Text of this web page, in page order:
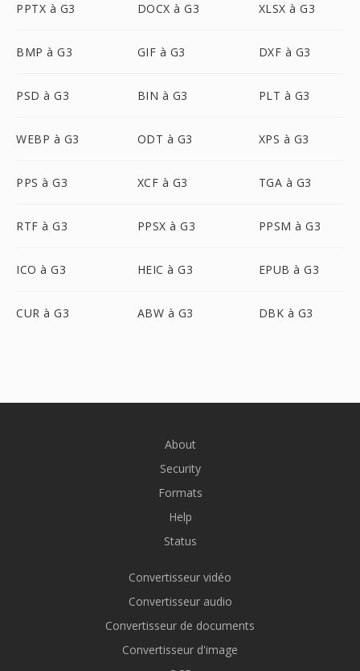
PPTX à G3 DOCX à G3 XLSX à G3
BMP à G3 GIF à G3 DXF à G3
PSD à G3 BIN à G3 PLT à G3
WEBP à G3 ODT à G3 XPS à G3
PPS à G3 XCF à G3 TGA à G3
RTF à G3 PPSX à G3 PPSM à G3
ICO à G3 HEIC à G3 EPUB à G3
CUR à G3 ABW à G3 DBK à G3
About
Security
Formats
Help
Status
Convertisseur vidéo
Convertisseur audio
Convertisseur de documents
Convertisseur d'image